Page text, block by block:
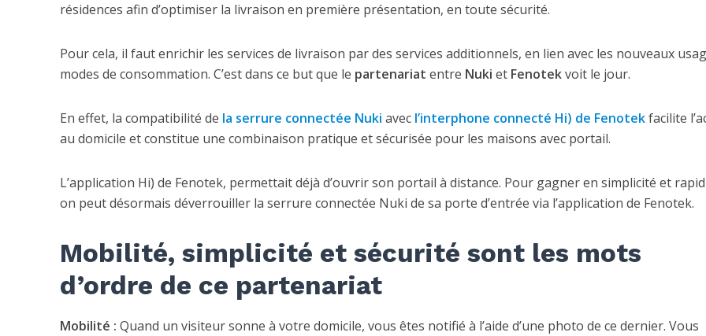
résidences afin d’optimiser la livraison en première présentation, en toute sécurité.
Pour cela, il faut enrichir les services de livraison par des services additionnels, en lien avec les nouveaux
modes de consommation. C’est dans ce but que le partenariat entre Nuki et Fenotekvoit le jour.
En effet, la compatibilité de la serrure connectée Nuki avec l’interphone connecté Hi) de Fenotekfacilite
au domicile et constitue une combinaison pratique et sécurisée pour les maisons avec portail.
L’application Hi) de Fenotek, permettait déjà d’ouvrir son portail à distance. Pour gagner en simplicité et
on peut désormais déverrouiller la serrure connectée Nuki de sa porte d’entrée via l’application de Fenotek.
Mobilité, simplicité et sécurité sont les mots
d’ordre de ce partenariat
Mobilité : Quand un visiteur sonne à votre domicile, vous êtes notifié à l’aide d’une photo de ce dernier. Vous